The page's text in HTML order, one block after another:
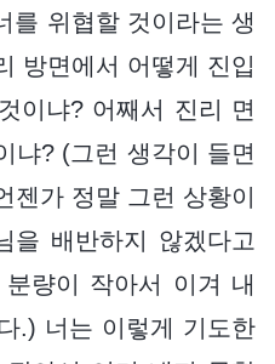
를 위협할 것이라는 생
방면에서 어떻게 진입
이냐? 어째서 진리 면
냐? (그런 생각이 들면
젠가 정말 그런 상황이
을 배반하지 않겠다고
량이 작아서 이겨 내
.) 너는 이렇게 기도한